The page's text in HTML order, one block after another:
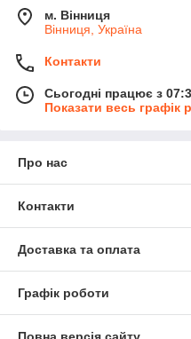
м. Вінниця
Вінниця, Україна
Контакти
Сьогодні працює з
Показати весь графік
Про нас
Контакти
Доставка та оплата
Графік роботи